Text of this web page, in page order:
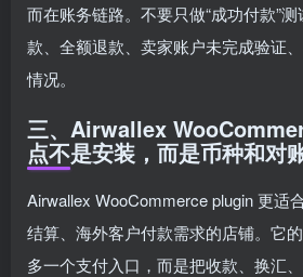
而在账务链路。不要只做“成功付款”
款、全额退款、卖家账户未完成验证
情况。
三、Airwallex
点不是安装，而是币种和对
Airwallex WooCommerce plugin 更适
结算、海外客户付款需求的店铺。它
多一个支付入口，而是把收款、换汇